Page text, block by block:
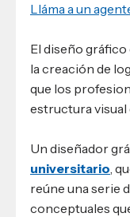
Lláma a un
El diseño gráfico
la creación de
que los
estructura visual
Un diseñador
universitario ,
reúne una serie
conceptuales